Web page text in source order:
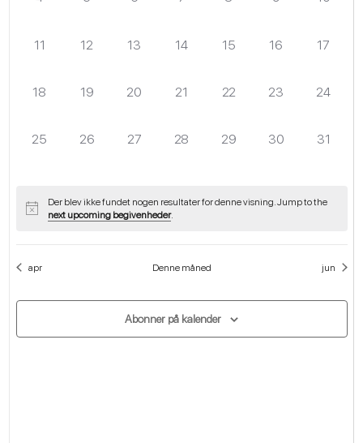
0
11
0
12
0
13
0
14
0
15
0
16
0
17
0
18
0
19
0
20
0
21
0
22
0
23
0
24
0
25
0
26
0
27
0
28
0
29
0
30
0
31
Der blev ikke fundet nogen resultater for denne visning. Jump to the
next upcoming begivenheder.
apr Denne måned jun
Abonner på kalender